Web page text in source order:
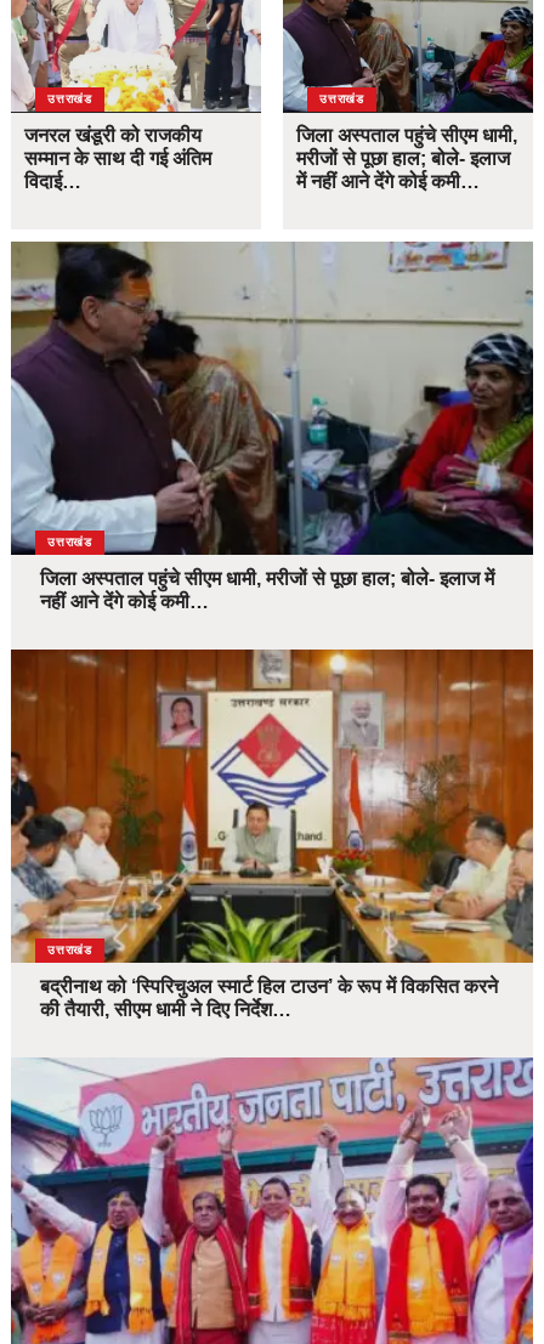
उत्तराखंड
जनरल खंडूरी को राजकीय
सम्मान के साथ दी गई अंतिम
विदाई…
उत्तराखंड
जिला अस्पताल पहुंचे सीएम धामी,
मरीजों से पूछा हाल; बोले- इलाज
में नहीं आने देंगे कोई कमी…
उत्तराखंड
जिला अस्पताल पहुंचे सीएम धामी, मरीजों से पूछा हाल; बोले- इलाज में
नहीं आने देंगे कोई कमी…
उत्तराखंड
बद्रीनाथ को ‘स्पिरिचुअल स्मार्ट हिल टाउन’ के रूप में विकसित करने
की तैयारी, सीएम धामी ने दिए निर्देश…